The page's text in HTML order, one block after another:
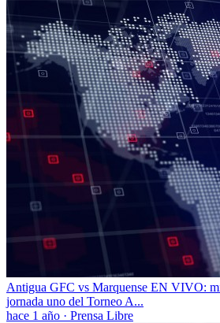
Antigua GFC vs Marquense EN VIVO:
jornada uno del Torneo A...
hace 1 año · Prensa Libre